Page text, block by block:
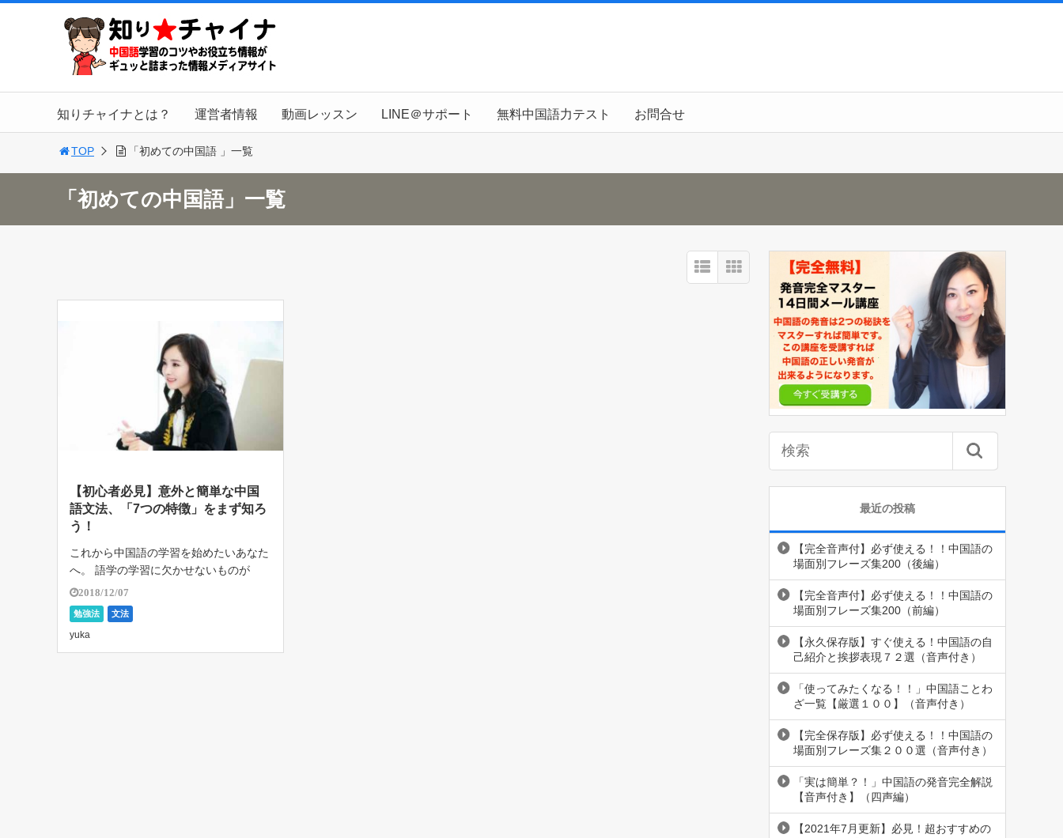
知りチャイナとは？ 運営者情報 動画レッスン LINE＠サポート 無料中国語力テスト お問合せ
TOP 「初めての中国語 」一覧
「初めての中国語」一覧
【初心者必見】意外と簡単な中国
語文法、「7つの特徴」をまず知ろ
う！
これから中国語の学習を始めたいあなた
へ。 語学の学習に欠かせないものが
「文法」です。 いくら文法を勉強して
も、 […]
2018/12/07
勉強法 文法
yuka
最近の投稿
【完全音声付】必ず使える！！中国語の
場面別フレーズ集200（後編）
【完全音声付】必ず使える！！中国語の
場面別フレーズ集200（前編）
【永久保存版】すぐ使える！中国語の自
己紹介と挨拶表現７２選（音声付き）
「使ってみたくなる！！」中国語ことわ
ざ一覧【厳選１００】（音声付き）
【完全保存版】必ず使える！！中国語の
場面別フレーズ集２００選（音声付き）
「実は簡単？！」中国語の発音完全解説
【音声付き】（四声編）
【2021年7月更新】必見！超おすすめの